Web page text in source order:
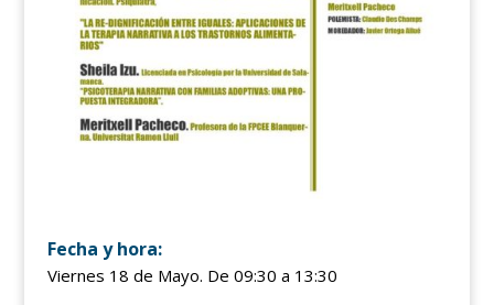
Fecha y hora:
Viernes 18 de Mayo. De 09:30 a 13:30